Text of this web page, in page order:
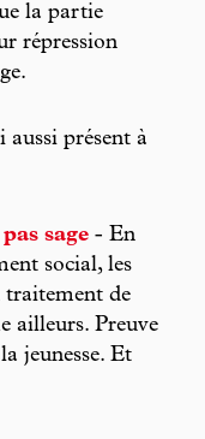
la partie
répression
aussi présent à
sage - En
social, les
traitement de
ailleurs. Preuve
jeunesse. Et